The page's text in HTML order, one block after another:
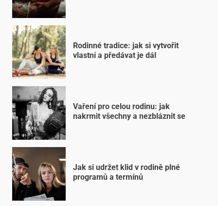
Rodinné tradice: jak si vytvořit
vlastní a předávat je dál
Vaření pro celou rodinu: jak
nakrmit všechny a nezbláznit se
Jak si udržet klid v rodině plné
programů a termínů